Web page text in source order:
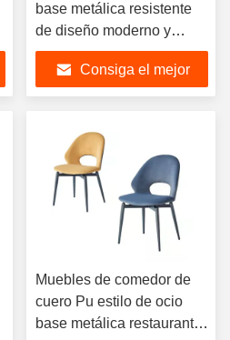
base metálica resistente
de diseño moderno y
elegante
Consiga el mejor
Muebles de comedor de
cuero Pu estilo de ocio
base metálica restaurante